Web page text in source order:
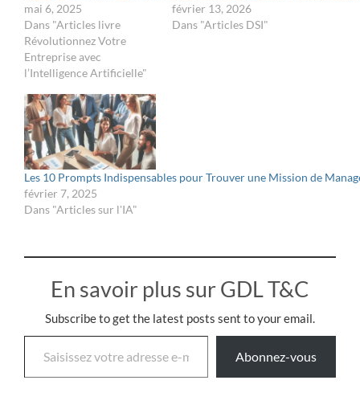
mai 6, 2025
Dans "Articles livre
Révolutionnez Votre
Entreprise avec
l’Intelligence Artificielle"
février 13, 2026
Dans "Articles DSI"
Les 10 Prompts Indispensables pour Trouver une Mission de
février 7, 2025
Dans "Articles sur l'IA"
En savoir plus sur GDL T&C
Subscribe to get the latest posts sent to your email.
Abonnez-vous